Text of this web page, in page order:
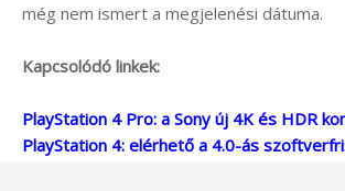
még nem ismert a megjelenési dátuma.
Kapcsolódó linkek:
PlayStation 4 Pro: a Sony új 4K és HDR
PlayStation 4: elérhető a 4.0-ás